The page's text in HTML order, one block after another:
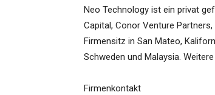
Neo Technology ist ein privat
Capital, Conor Venture
Firmensitz in San Mateo,
Schweden und Malaysia.
Firmenkontakt